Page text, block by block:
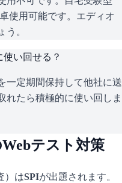
使用可能です。エディオ
う。
い回せる？
一定期間保持して他社に送
れたら積極的に使い回しま
テスト対策
）はSPIが出題されます。